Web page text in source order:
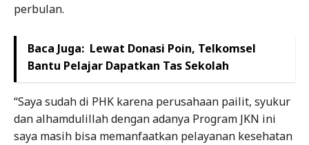
perbulan.
Baca Juga: Lewat Donasi Poin, Telkomsel
Bantu Pelajar Dapatkan Tas Sekolah
“Saya sudah di PHK karena perusahaan pailit, syukur
dan alhamdulillah dengan adanya Program JKN ini
saya masih bisa memanfaatkan pelayanan kesehatan